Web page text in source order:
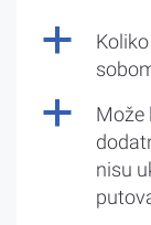
a
a
Može
nisu